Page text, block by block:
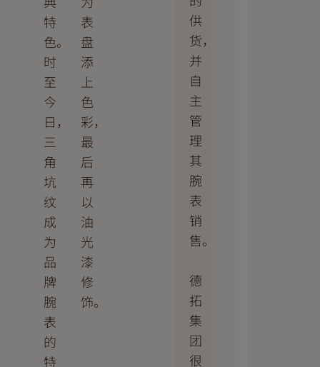
特
色。
时
至
今
日，
三
角
坑
纹
成
为
品
牌
腕
表
的
特
表
盘
添
上
色
彩，
最
后
再
以
油
光
漆
修
饰。
供
货，
并
自
主
管
理
其
腕
表
销
售。
德
拓
集
团
很